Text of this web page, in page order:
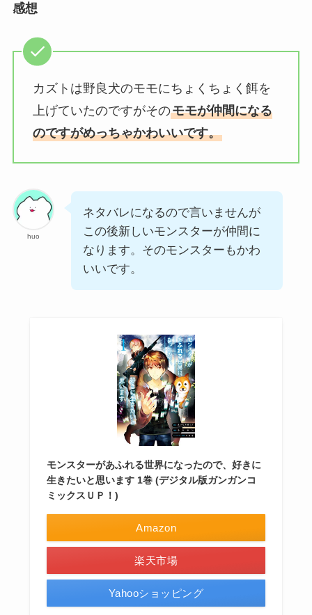
感想
カズトは野良犬のモモにちょくちょく餌を
上げていたのですがそのモモが仲間になる
のですがめっちゃかわいいです。
huo
ネタバレになるので言いませんが
この後新しいモンスターが仲間に
なります。そのモンスターもかわ
いいです。
モンスターがあふれる世界になったので、好きに
生きたいと思います 1巻 (デジタル版ガンガンコ
ミックスＵＰ！)
Amazon
楽天市場
Yahooショッピング